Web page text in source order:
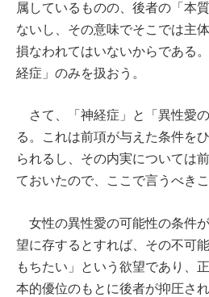
属しているものの、後者の「本
ないし、その意味でそこでは主
損なわれてはいないからである
経症」のみを扱おう。
さて、「神経症」と「異性愛
る。これは前項が与えた条件を
られるし、その内実については
ておいたので、ここで言うべき
女性の異性愛の可能性の条件
望に存するとすれば、その不可
もちたい」という欲望であり、
本的優位のもとに後者が抑圧さ